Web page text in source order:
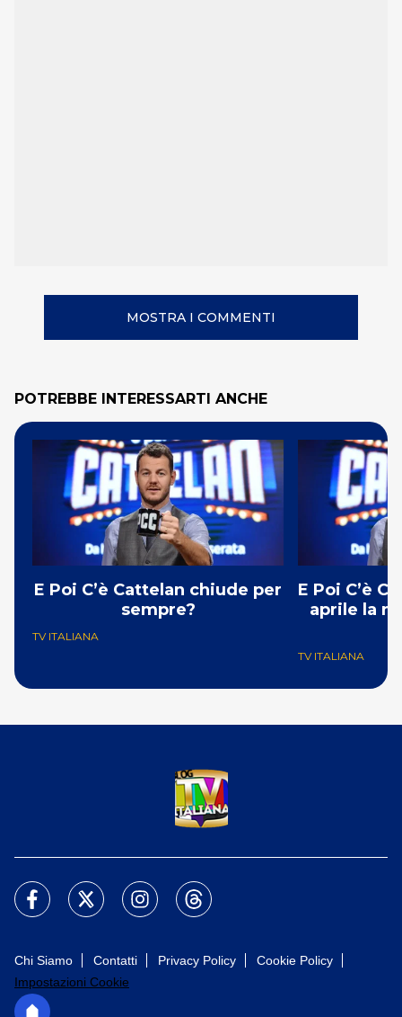
MOSTRA I COMMENTI
POTREBBE INTERESSARTI ANCHE
E Poi C’è Cattelan chiude per
sempre?
TV ITALIANA
E Poi C’è
aprile la
TV ITALIANA
Chi Siamo Contatti Privacy Policy
Cookie Policy
Impostazioni Cookie